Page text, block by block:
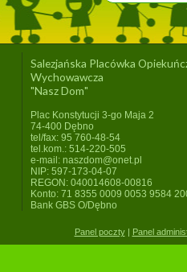
Salezjańska Placówka
Wychowawcza
"Nasz Dom"
Plac Konstytucji 3-go Maja 2
74-400 Dębno
tel/fax: 95 760-48-54
tel.kom.: 514-220-505
e-mail: naszdom@onet.pl
NIP: 597-173-04-07
REGON: 040014608-00816
Konto: 71 8355 0009 0053 9584
Bank GBS O/Dębno
Panel poczty| Panel